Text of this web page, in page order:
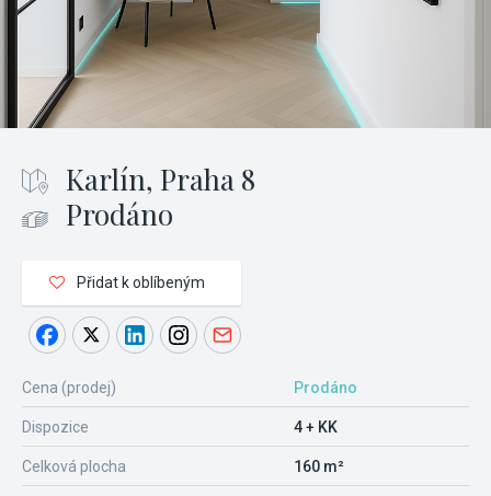
Karlín, Praha 8
Prodáno
Přidat k oblíbeným
Cena (prodej) Prodáno
Dispozice 4 + KK
Celková plocha 160 m²